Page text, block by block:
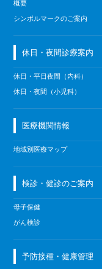
概要
シンボルマークのご案内
休日・夜間診療案内
休日・平日夜間（内科）
休日・夜間（小児科）
医療機関情報
地域別医療マップ
検診・健診のご案内
母子保健
がん検診
予防接種・健康管理